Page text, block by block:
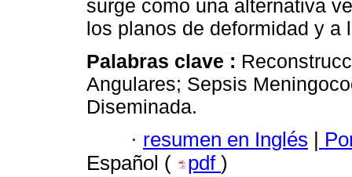
surge como una alternativa
los planos de deformidad y a
Palabras clave :
Angulares; Sepsis
Diseminada.
· resumen en Inglés
Español (
pdf )